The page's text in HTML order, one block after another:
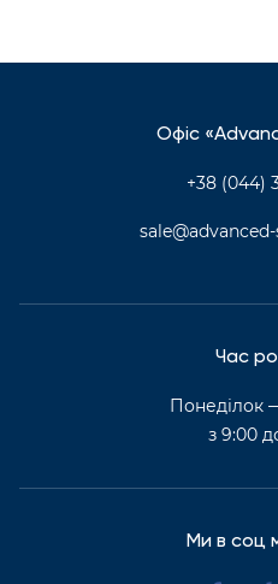
Офіс
+38 (044)
Час
Понеділок
з 9:00
Ми в соц